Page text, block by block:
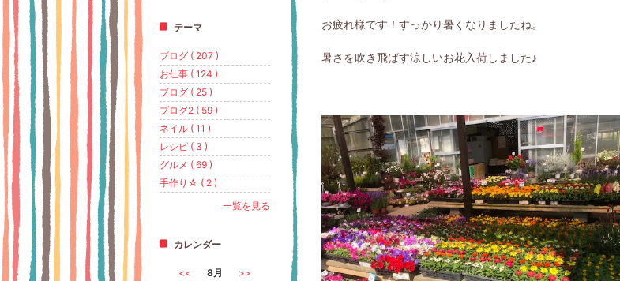
お疲れ様です！すっかり暑くなりましたね。
暑さを吹き飛ばす涼しいお花入荷しました♪
テーマ
ブログ ( 207 )
お仕事 ( 124 )
ブログ ( 25 )
ブログ2 ( 59 )
ネイル ( 11 )
レシピ ( 3 )
グルメ ( 69 )
手作り☆ ( 2 )
一覧を見る
カレンダー
<< 8月
>>